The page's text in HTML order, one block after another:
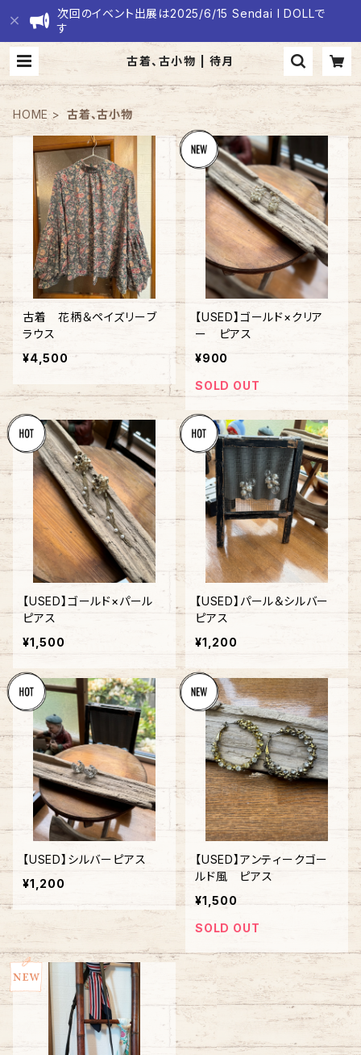
次回のイベント出展は2025/6/15 Sendai I DOLLで
す
古着、古小物 | 待月
HOME 古着、古小物
古着 花柄＆ペイズリーブ
ラウス
¥4,500
【USED】ゴールド×クリア
ー ピアス
¥900
SOLD OUT
【USED】ゴールド×パール
ピアス
¥1,500
【USED】パール＆シルバー
ピアス
¥1,200
【USED】シルバーピアス
¥1,200
【USED】アンティークゴー
ルド風 ピアス
¥1,500
SOLD OUT